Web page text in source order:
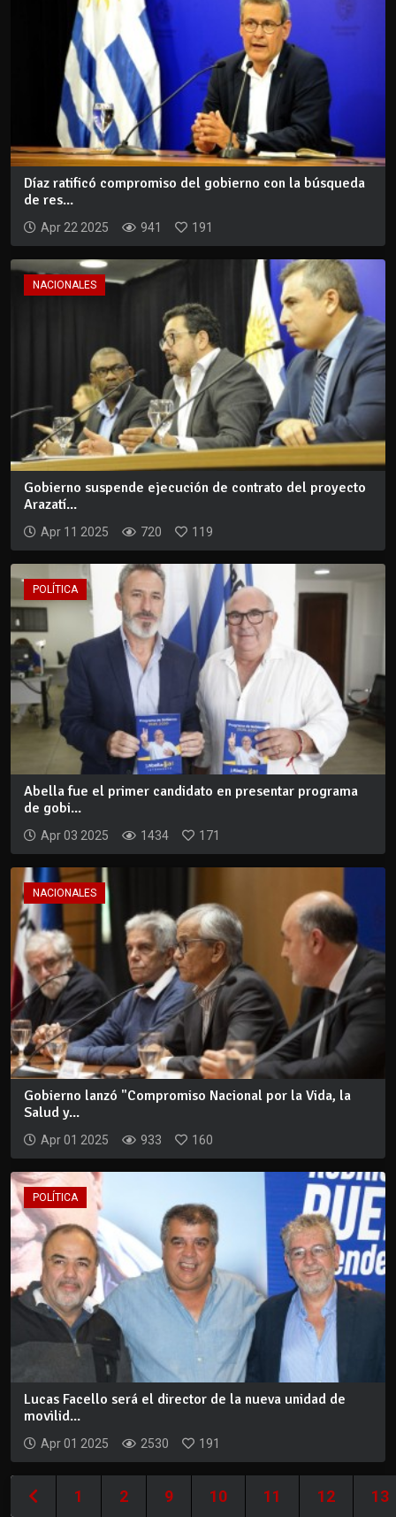
Díaz ratificó compromiso del gobierno con la búsqueda
de res...
Apr 22 2025 941 191
NACIONALES
Gobierno suspende ejecución de contrato del proyecto
Arazatí...
Apr 11 2025 720 119
POLÍTICA
Abella fue el primer candidato en presentar programa
de gobi...
Apr 03 2025 1434 171
NACIONALES
Gobierno lanzó "Compromiso Nacional por la Vida, la
Salud y...
Apr 01 2025 933 160
POLÍTICA
Lucas Facello será el director de la nueva unidad de
movilid...
Apr 01 2025 2530 191
1 2 9 10 11 12 13